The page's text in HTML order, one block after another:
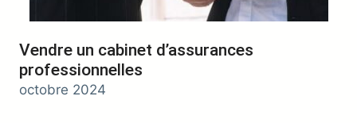
Vendre un cabinet d’assurances
professionnelles
octobre 2024